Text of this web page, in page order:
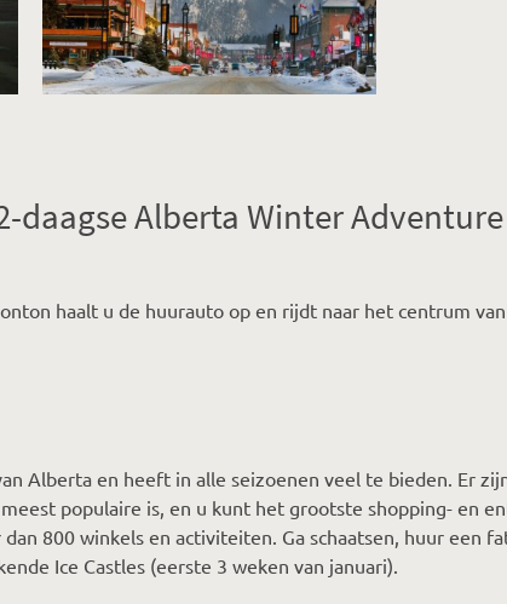
daagse Alberta Winter Adventure
haalt u de huurauto op en rijdt naar het centrum
Alberta en heeft in alle seizoenen veel te bieden. Er
populaire is, en u kunt het grootste shopping- en
800 winkels en activiteiten. Ga schaatsen, huur een
Ice Castles (eerste 3 weken van januari).